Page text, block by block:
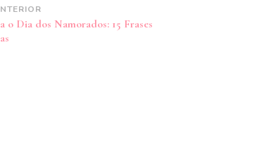
o Dia dos Namorados: 15 Frases